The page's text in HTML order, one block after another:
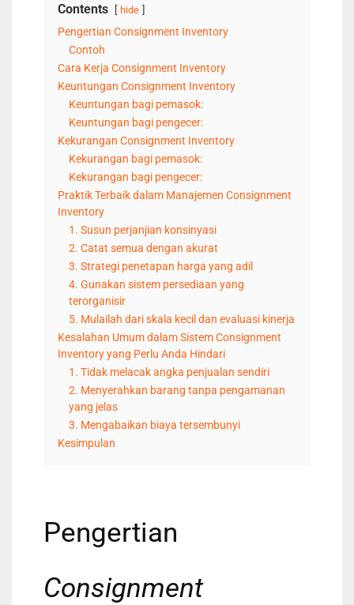
Contents hide
Pengertian Consignment Inventory
Contoh
Cara Kerja Consignment Inventory
Keuntungan Consignment Inventory
Keuntungan bagi pemasok:
Keuntungan bagi pengecer:
Kekurangan Consignment Inventory
Kekurangan bagi pemasok:
Kekurangan bagi pengecer:
Praktik Terbaik dalam Manajemen Consignment
Inventory
1. Susun perjanjian konsinyasi
2. Catat semua dengan akurat
3. Strategi penetapan harga yang adil
4. Gunakan sistem persediaan yang
terorganisir
5. Mulailah dari skala kecil dan evaluasi kinerja
Kesalahan Umum dalam Sistem Consignment
Inventory yang Perlu Anda Hindari
1. Tidak melacak angka penjualan sendiri
2. Menyerahkan barang tanpa pengamanan
yang jelas
3. Mengabaikan biaya tersembunyi
Kesimpulan
Pengertian
Consignment